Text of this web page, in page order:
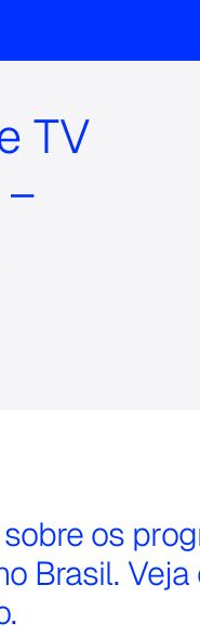
TV
os
Brasil. Veja